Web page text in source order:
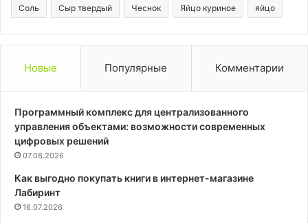
Соль Сыр твердый Чеснок Яйцо куриное яйцо
Новые Популярные Комментарии
Программный комплекс для централизованного
управления объектами: возможности современных
цифровых решений
07.08.2026
Как выгодно покупать книги в интернет-магазине
Лабиринт
16.07.2026